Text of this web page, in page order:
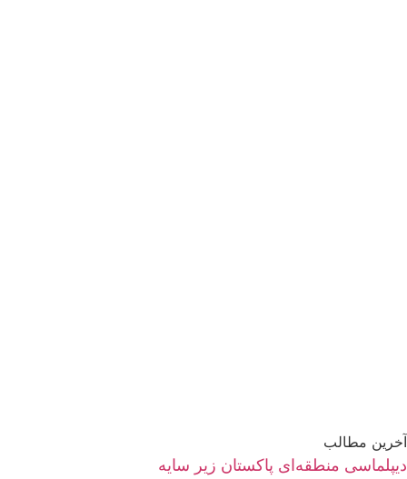
آخرین مطالب
دیپلماسی منطقه‌ای پاکستان زیر سایه